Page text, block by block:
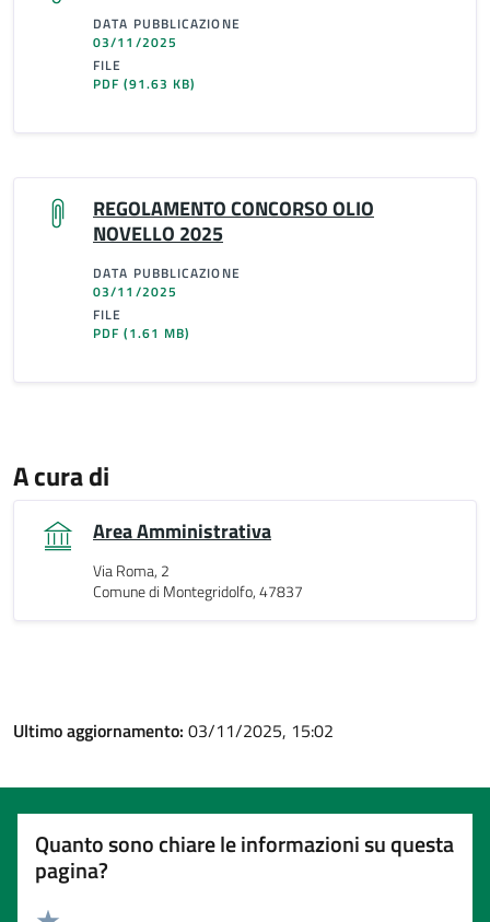
DATA PUBBLICAZIONE
03/11/2025
FILE
PDF(91.63 KB)
REGOLAMENTO CONCORSO OLIO
NOVELLO 2025
DATA PUBBLICAZIONE
03/11/2025
FILE
PDF(1.61 MB)
A cura di
Area Amministrativa
Via Roma, 2
Comune di Montegridolfo, 47837
Ultimo aggiornamento: 03/11/2025, 15:02
Quanto sono chiare le informazioni su questa
pagina?